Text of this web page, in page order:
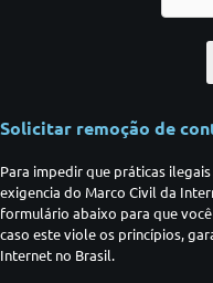
Solicitar remoção de
Para impedir que práticas
exigencia do Marco Civil da
formulário abaixo para que
caso este viole os princípios,
Internet no Brasil.